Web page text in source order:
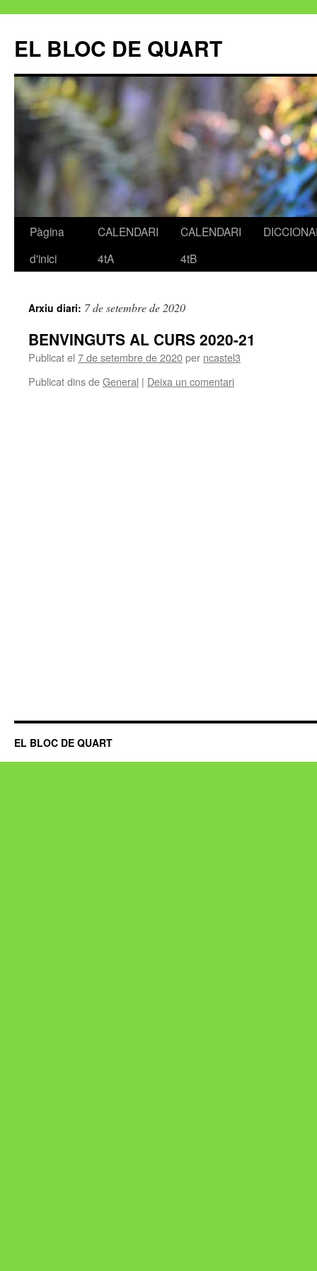
EL BLOC DE QUART
Vés
Pàgina
d'inici
CALENDARI
4tA
CALENDARI
4tB
Arxiu diari: 7 de setembre de 2020
BENVINGUTS AL CURS 2020-21
Publicat el 7 de setembre de 2020per ncastel3
Publicat dins deGeneral | Deixa un comentari
EL BLOC DE QUART